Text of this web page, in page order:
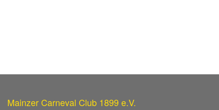
Mainzer Carneval Club 1899 e.V.